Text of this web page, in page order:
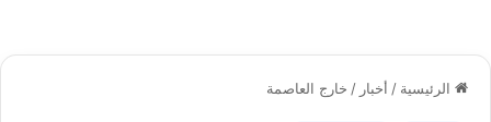
الرئيسية / أخبار / خارج العاصمة